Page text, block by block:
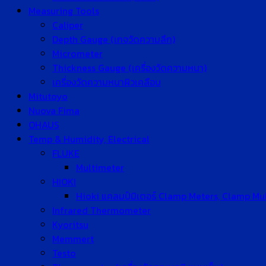
Measuring Tools
Caliper
Depth Gauge (เกจวัดความลึก)
Micrometer
Thickness Gauge (เครื่องวัดความหนา)
เครื่องวัดความหนาผิวเคลือบ
Mitutoyo
Nuova Fima
OHAUS
Temp & Humidity, Electrical
FLUKE
Multimeter
HIOKI
Hioki แคลมป์มิเตอร์ Clamp Meters, Clamp
Infrared Thermometer
Kyoritsu
Memmert
Testo